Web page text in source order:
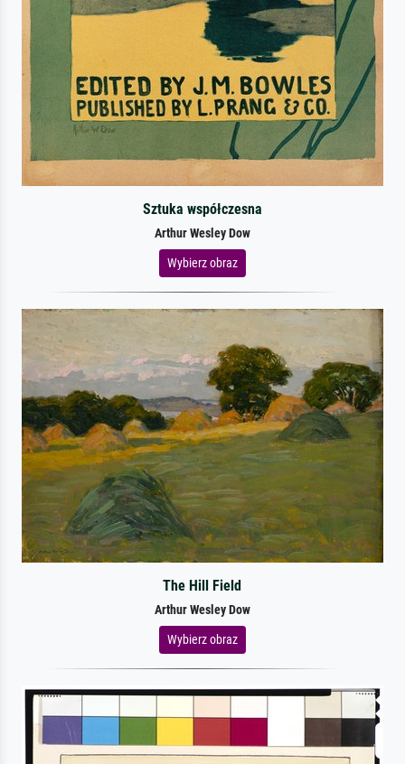
Sztuka współczesna
Arthur Wesley Dow
Wybierz obraz
The Hill Field
Arthur Wesley Dow
Wybierz obraz